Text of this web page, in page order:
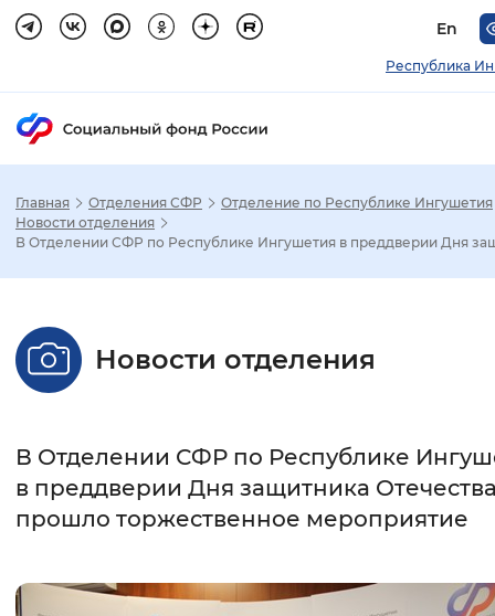
En
Республика
Настройка режима отображения
Стандартный Увеличенный
Без засечек С засечками
Интервал между буквами
Нормальный Увеличенный
Главная Отделения СФР
Отделение по Республике Ингушетия
Новости отделения
В Отделении СФР по Республике Ингушетия в преддверии Дня
Новости отделения
В Отделении СФР по Республике
в преддверии Дня защитника
прошло торжественное мероприятие